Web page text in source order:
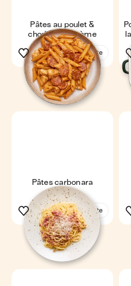
Pâtes au poulet &
chorizo à la crème
Voir la recette
Pâtes carbonara
Voir la recette